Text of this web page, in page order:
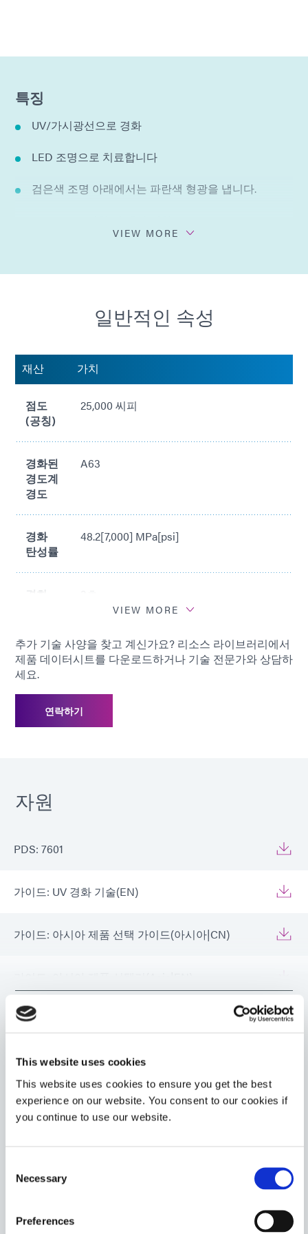
This website uses cookies
This website uses cookies to ensure you get the best
experience on our website. You consent to our cookies if
you continue to use our website.
Selection
Necessary
Preferences
특징
UV/가시광선으로 경화
LED 조명으로 치료합니다
검은색 조명 아래에서는 파란색 형광을 냅니다.
강산용액 및 에칭제에 대한 내성
VIEW MORE
일반적인 속성
재산 가치
점도
(공칭)
25,000 씨피
경화된
경도계
경도
A63
경화
탄성률
48.2[7,000] MPa[psi]
경화
*
Dymax 5000-EC Light Curing Flood
Lamp System(200 mW/cm2)을 기준으로
VIEW MORE
추가 기술 사양을 찾고 계신가요? 리소스 라이브러리에서
제품 데이터시트를 다운로드하거나 기술 전문가와 상담하
세요.
연락하기
자원
PDS: 7601
가이드: UV 경화 기술(EN)
가이드: 아시아 제품 선택 가이드(아시아|CN)
가이드: 항공우주 및 방위(EN)
가이드: 항공우주 및 방위(아시아|EN)
가이드: 항공우주 및 방위(유럽|EN)
관련 상품
경화 시 색상이 변하는 LED 경화 도금 마스크제와 파란색
형광 추적제. 이 제품은 접착력이 적당하며 표면 처리 공정
Americas